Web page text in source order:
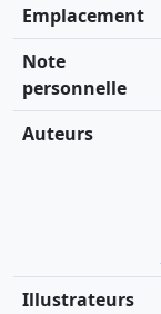
Emplacement
Note
personnelle
Auteurs
Illustrateurs